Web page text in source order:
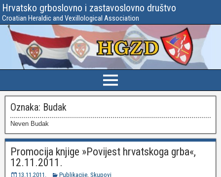
Hrvatsko grboslovno i zastavoslovno društvo
Croatian Heraldic and Vexillological Association
Oznaka: Budak
Neven Budak
Promocija knjige »Povijest hrvatskoga grba«,
12.11.2011.
13.11.2011. Publikacije, Skupovi